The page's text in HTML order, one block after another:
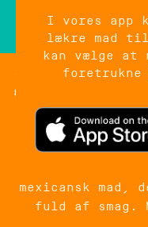
I vores app
lækre mad
kan vælge
foretrukne
Zócalo
Midt i hjertet
Zócalo i Tivoli
mexicansk
fuld af